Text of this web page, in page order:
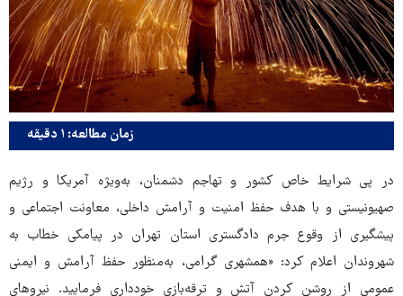
زمان مطالعه: ۱ دقیقه
در پی شرایط خاص کشور و تهاجم دشمنان، به‌ویژه آمریکا و رژیم
صهیونیستی و با هدف حفظ امنیت و آرامش داخلی، معاونت اجتماعی و
پیشگیری از وقوع جرم دادگستری استان تهران در پیامکی خطاب به
شهروندان اعلام کرد: «همشهری گرامی، به‌منظور حفظ آرامش و ایمنی
عمومی از روشن کردن آتش و ترقه‌بازی خودداری فرمایید. نیروهای